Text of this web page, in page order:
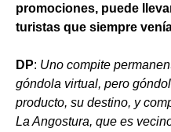
promociones, puede
turistas que siempre
DP: Uno compite
góndola virtual, pero
producto, su destino, y
La Angostura, que es